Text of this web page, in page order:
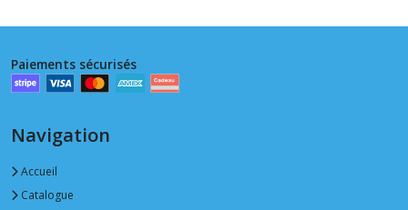
Paiements sécurisés
Navigation
Accueil
Catalogue